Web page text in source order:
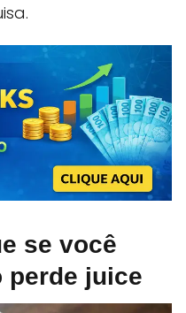
se você
perde juice